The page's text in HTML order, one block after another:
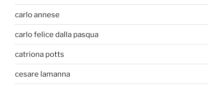
carlo annese
carlo felice dalla pasqua
catriona potts
cesare lamanna